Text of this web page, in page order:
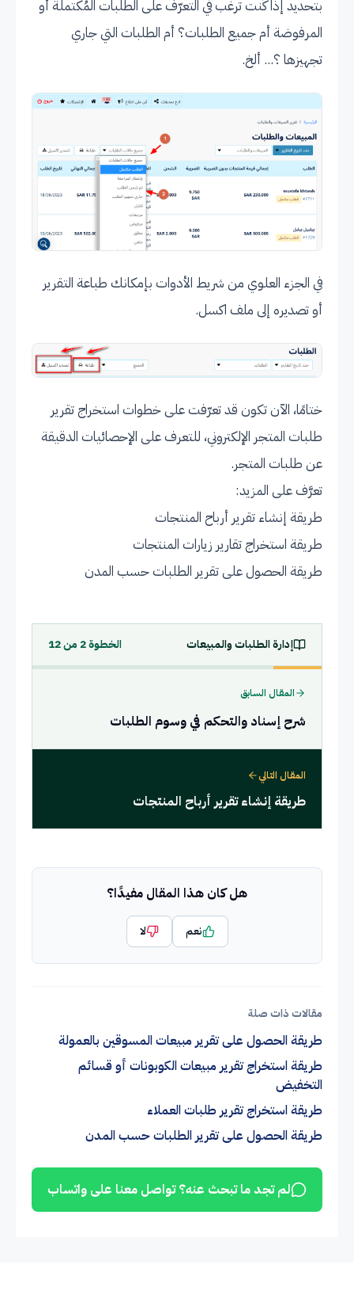
بتحديد إذا كُنت ترغب في التعرّف على الطلبات المُكتملة أو
المرفوضة أم جميع الطلبات؟ أم الطلبات التي جاري
تجهيزها ؟... ألخ.
في الجزء العلوي من شريط الأدوات بإمكانك طباعة التقرير
أو تصديره إلى ملف اكسل.
ختامًا، الآن تكون قد تعرّفت على خطوات استخراج تقرير
طلبات المتجر الإلكتروني، للتعرف على الإحصائيات الدقيقة
عن طلبات المتجر.
تعرَّف على المزيد:
طريقة إنشاء تقرير أرباح المنتجات
طريقة استخراج تقارير زيارات المنتجات
طريقة الحصول على تقرير الطلبات حسب المدن
إدارة الطلبات والمبيعات الخطوة2 من12
المقال السابق
شرح إسناد والتحكم في وسوم الطلبات
المقال التالي
طريقة إنشاء تقرير أرباح المنتجات
هل كان هذا المقال مفيدًا؟
نعم لا
مقالات ذات صلة
طريقة الحصول على تقرير مبيعات المسوقين بالعمولة
طريقة استخراج تقرير مبيعات الكوبونات أو قسائم
التخفيض
طريقة استخراج تقرير طلبات العملاء
طريقة الحصول على تقرير الطلبات حسب المدن
لم تجد ما تبحث عنه؟ تواصل معنا على واتساب